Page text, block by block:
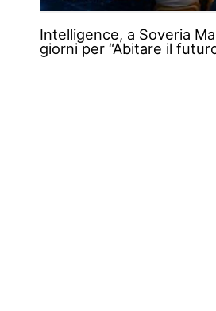
Intelligence, a Soveria
giorni per “Abitare il